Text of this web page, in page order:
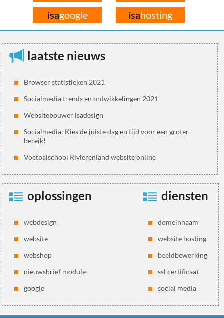
isagoogle isahosting
laatste nieuws
Browser statistieken 2021
Socialmedia trends en ontwikkelingen 2021
Websitebouwer isadesign
Socialmedia: Kies de juiste dag en tijd voor een groter
bereik!
Voetbalschool Rivierenland website online
oplossingen
webdesign
website
webshop
nieuwsbrief module
google
diensten
domeinnaam
website hosting
beeldbewerking
ssl certificaat
social media